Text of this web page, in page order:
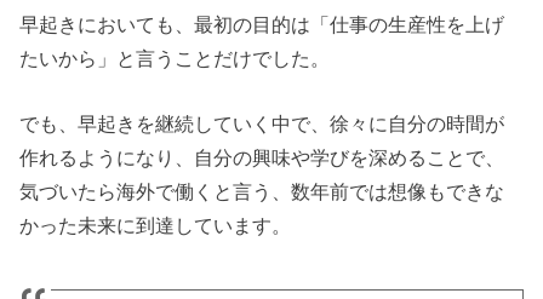
早起きにおいても、最初の目的は「仕事の生産性を上げ
たいから」と言うことだけでした。
でも、早起きを継続していく中で、徐々に自分の時間が
作れるようになり、自分の興味や学びを深めることで、
気づいたら海外で働くと言う、数年前では想像もできな
かった未来に到達しています。